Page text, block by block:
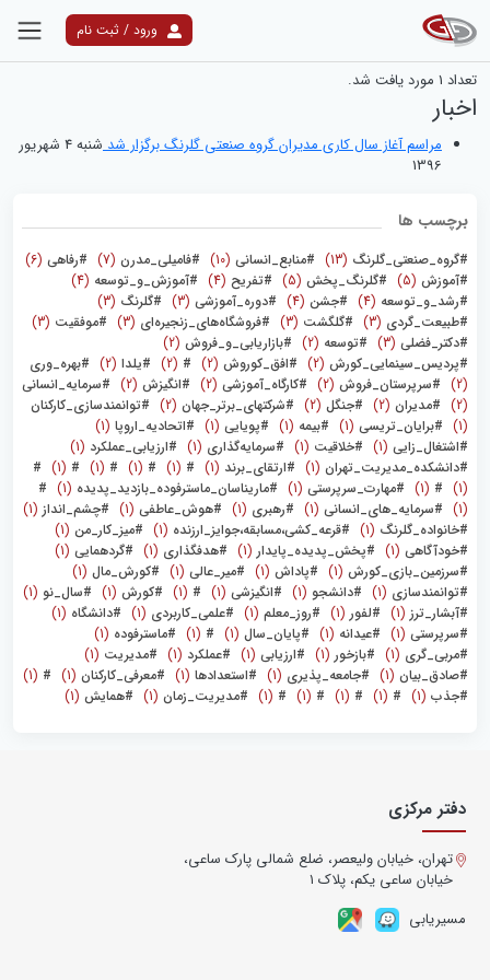
ورود / ثبت نام
نتایج جستجو
تعداد 1 مورد یافت شد.
اخبار
مراسم آغاز سال کاری مدیران گروه صنعتی گلرنگ برگزار شد
شنبه 4 شهریور
1396
برچسب ها
#گروه_صنعتی_گلرنگ (13) #منابع_انسانی (10) #فامیلی_مدرن (7) #رفاهی (6)
#آموزش (5) #گلرنگ_پخش (5) #تفریح (4) #آموزش_و_توسعه (4)
#رشد_و_توسعه (4) #جشن (4) #دوره_آموزشی (3) #گلرنگ (3)
#طبیعت_گردی (3) #گلگشت (3) #فروشگاه‌های_زنجیره‌ای (3) #موفقیت (3)
#دکتر_فضلی (3) #توسعه (2) #بازاریابی_و_فروش (2)
#پردیس_سینمایی_کورش (2) #افق_کوروش (2)
#
(2) #یلدا (2)
#بهره_وری
(2)
#سرپرستان_فروش (2) #کارگاه_آموزشی (2) #انگیزش (2)
#سرمایه_انسانی
(2)
#مدیران (2) #جنگل (2) #شرکتهای_برتر_جهان (2)
#توانمندسازی_کارکنان
(1)
#برایان_تریسی (1) #بیمه (1) #پویایی (1) #اتحادیه_اروپا (1)
#اشتغال_زایی (1) #خلاقیت (1) #سرمایه‌گذاری (1) #ارزیابی_عملکرد (1)
#دانشکده_مدیریت_تهران (1) #ارتقای_برند (1)
#
(1)
#
(1)
#
(1)
#
(1)
#
(1)
#
(1) #مهارت_سرپرستی (1) #ماریناسان_ماسترفوده_بازدید_پدیده (1)
#
(1)
#سرمایه_های_انسانی (1) #رهبری (1) #هوش_عاطفی (1) #چشم_انداز (1)
#خانواده_گلرنگ (1) #قرعه_کشی،مسابقه،جوایز_ارزنده (1) #میز_کار_من (1)
#خودآگاهی (1) #پخش_پدیده_پایدار (1) #هدفگذاری (1) #گردهمایی (1)
#سرزمین_بازی_کورش (1) #پاداش (1) #میر_عالی (1) #کورش‌_مال (1)
#توانمندسازی (1) #دانشجو (1) #انگیزشی (1)
#
(1) #کورش (1) #سال_نو (1)
#آبشار_ترز (1) #لفور (1) #روز_معلم (1) #علمی_کاربردی (1) #دانشگاه (1)
#سرپرستی (1) #عیدانه (1) #پایان_سال (1)
#
(1) #ماسترفوده (1)
#مربی_گری (1) #بازخور (1) #ارزیابی (1) #عملکرد (1) #مدیریت (1)
#صادق_بیان (1) #جامعه_پذیری (1) #استعدادها (1) #معرفی_کارکنان (1)
#
(1)
#جذب (1)
#
(1)
#
(1)
#
(1)
#
(1) #مدیریت_زمان (1) #همایش (1)
دفتر مرکزی
تهران، خیابان ولیعصر، ضلع شمالی پارک ساعی،
خیابان ساعی یکم، پلاک ۱
مسیریابی